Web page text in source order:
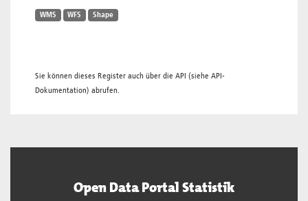
WMS WFS Shape
Sie können dieses Register auch über die API (siehe API-
Dokumentation) abrufen.
Open Data Portal Statistik